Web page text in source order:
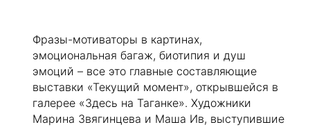
Фразы-мотиваторы в картинах,
эмоциональная багаж, биотипия и душ
эмоций – все это главные составляющие
выставки «Текущий момент», открывшейся в
галерее «Здесь на Таганке». Художники
Марина Звягинцева и Маша Ив, выступившие